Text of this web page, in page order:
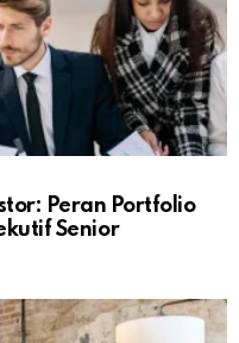
Peran Portfolio
Senior